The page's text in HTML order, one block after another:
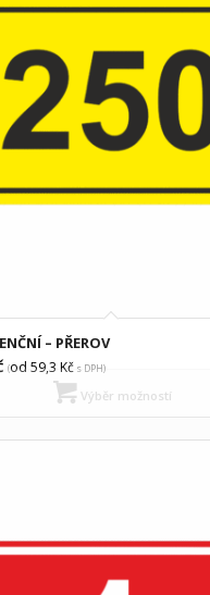
– PŘEROV
(od 59,3 Kčs DPH)
Výběr možností